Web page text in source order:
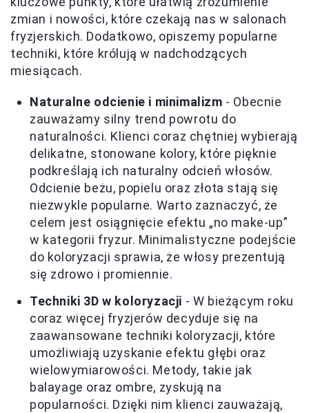
zmian i nowości, które czekają nas w salonach
fryzjerskich. Dodatkowo, opiszemy popularne
techniki, które królują w nadchodzących
miesiącach.
Naturalne odcienie i minimalizm - Obecnie
zauważamy silny trend powrotu do
naturalności. Klienci coraz chętniej wybierają
delikatne, stonowane kolory, które pięknie
podkreślają ich naturalny odcień włosów.
Odcienie beżu, popielu oraz złota stają się
niezwykle popularne. Warto zaznaczyć, że
celem jest osiągnięcie efektu „no make-up”
w kategorii fryzur. Minimalistyczne podejście
do koloryzacji sprawia, że włosy prezentują
się zdrowo i promiennie.
Techniki 3D w koloryzacji - W bieżącym roku
coraz więcej fryzjerów decyduje się na
zaawansowane techniki koloryzacji, które
umożliwiają uzyskanie efektu głębi oraz
wielowymiarowości. Metody, takie jak
balayage oraz ombre, zyskują na
popularności. Dzięki nim klienci zauważają,